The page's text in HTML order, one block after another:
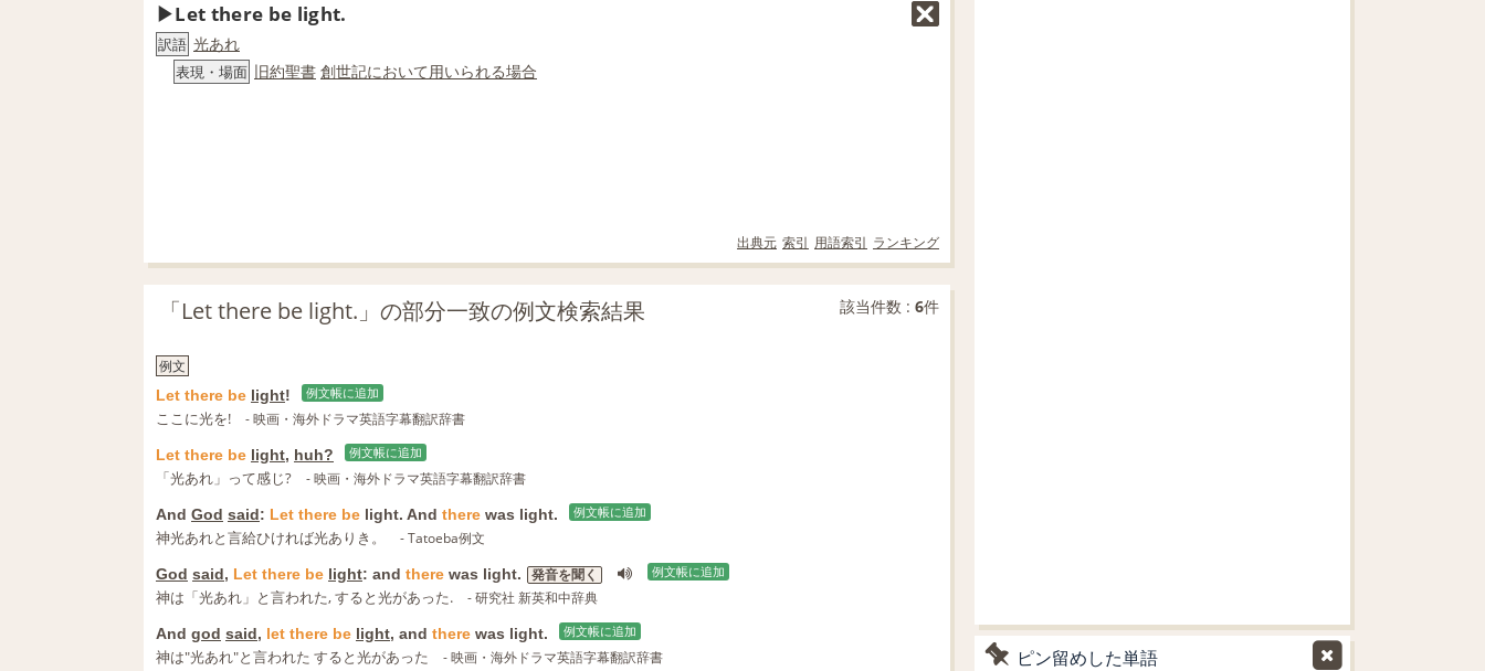
Let there be light.
訳語 光あれ
表現・場面 旧約聖書 創世記において用いられる場合
出典元 索引 用語索引 ランキング
「Let there be light.」の部分一致の例文検索結果 該当件数 : 6件
例文
Let there be light! 例文帳に追加
ここに光を! - 映画・海外ドラマ英語字幕翻訳辞書
Let there be light, huh? 例文帳に追加
「光あれ」って感じ? - 映画・海外ドラマ英語字幕翻訳辞書
And God said: Let there be light. And there was light. 例文帳に追加
神光あれと言給ひければ光ありき。 - Tatoeba例文
God said, Let there be light: and there was light. 発音を聞く 例文帳に追加
神は「光あれ」と言われた, すると光があった. - 研究社 新英和中辞典
And god said, let there be light, and there was light. 例文帳に追加
神は"光あれ"と言われた すると光があった
- 映画・海外ドラマ英語字幕翻訳辞書
ピン留めした単語